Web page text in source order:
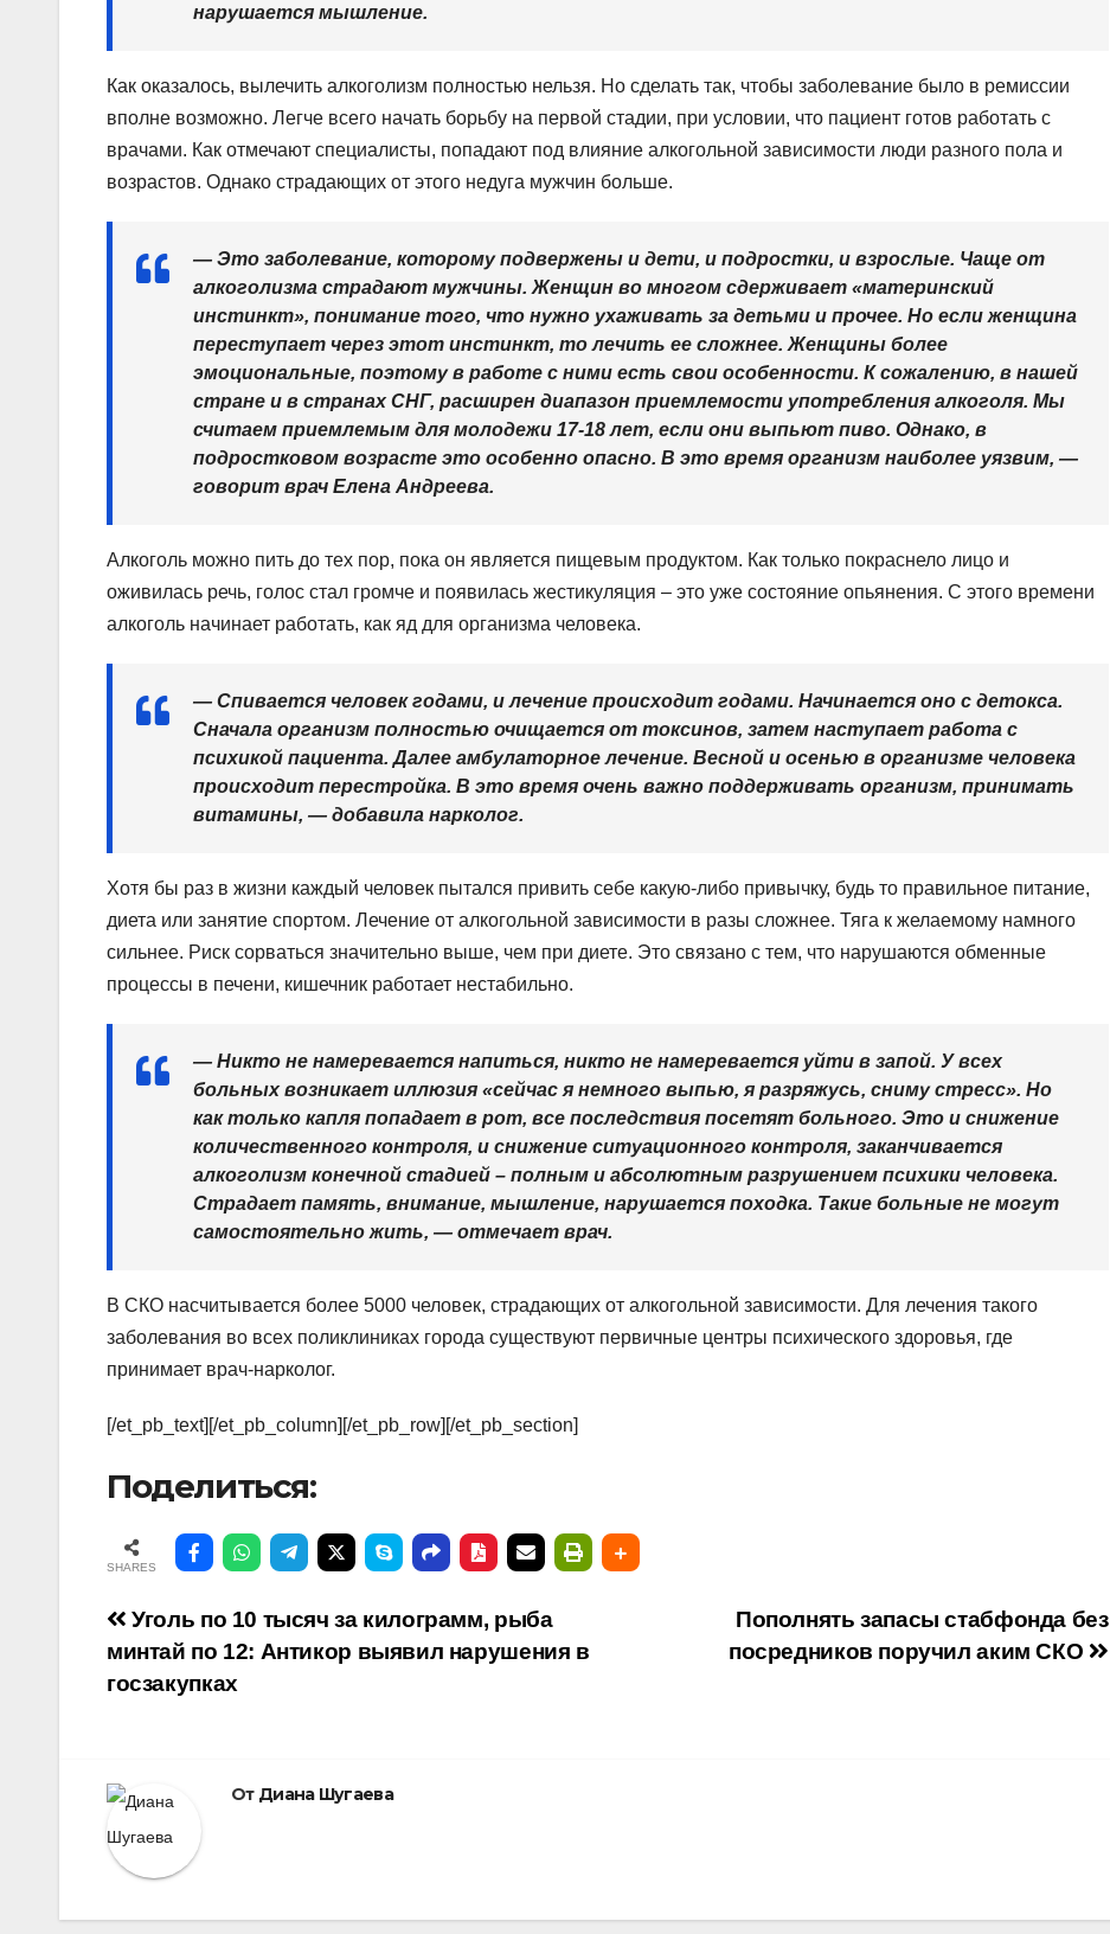
нарушается мышление.
Как оказалось, вылечить алкоголизм полностью нельзя. Но сделать так, чтобы заболевание было в ремиссии
вполне возможно. Легче всего начать борьбу на первой стадии, при условии, что пациент готов работать с
врачами. Как отмечают специалисты, попадают под влияние алкогольной зависимости люди разного пола и
возрастов. Однако страдающих от этого недуга мужчин больше.
— Это заболевание, которому подвержены и дети, и подростки, и взрослые. Чаще от
алкоголизма страдают мужчины. Женщин во многом сдерживает «материнский
инстинкт», понимание того, что нужно ухаживать за детьми и прочее. Но если женщина
переступает через этот инстинкт, то лечить ее сложнее. Женщины более
эмоциональные, поэтому в работе с ними есть свои особенности. К сожалению, в нашей
стране и в странах СНГ, расширен диапазон приемлемости употребления алкоголя. Мы
считаем приемлемым для молодежи 17-18 лет, если они выпьют пиво. Однако, в
подростковом возрасте это особенно опасно. В это время организм наиболее уязвим, —
говорит врач Елена Андреева.
Алкоголь можно пить до тех пор, пока он является пищевым продуктом. Как только покраснело лицо и
оживилась речь, голос стал громче и появилась жестикуляция – это уже состояние опьянения. С этого времени
алкоголь начинает работать, как яд для организма человека.
— Спивается человек годами, и лечение происходит годами. Начинается оно с детокса.
Сначала организм полностью очищается от токсинов, затем наступает работа с
психикой пациента. Далее амбулаторное лечение. Весной и осенью в организме человека
происходит перестройка. В это время очень важно поддерживать организм, принимать
витамины, — добавила нарколог.
Хотя бы раз в жизни каждый человек пытался привить себе какую-либо привычку, будь то правильное питание,
диета или занятие спортом. Лечение от алкогольной зависимости в разы сложнее. Тяга к желаемому намного
сильнее. Риск сорваться значительно выше, чем при диете. Это связано с тем, что нарушаются обменные
процессы в печени, кишечник работает нестабильно.
— Никто не намеревается напиться, никто не намеревается уйти в запой. У всех
больных возникает иллюзия «сейчас я немного выпью, я разряжусь, сниму стресс». Но
как только капля попадает в рот, все последствия посетят больного. Это и снижение
количественного контроля, и снижение ситуационного контроля, заканчивается
алкоголизм конечной стадией – полным и абсолютным разрушением психики человека.
Страдает память, внимание, мышление, нарушается походка. Такие больные не могут
самостоятельно жить, — отмечает врач.
В СКО насчитывается более 5000 человек, страдающих от алкогольной зависимости. Для лечения такого
заболевания во всех поликлиниках города существуют первичные центры психического здоровья, где
принимает врач-нарколог.
[/et_pb_text][/et_pb_column][/et_pb_row][/et_pb_section]
Поделиться:
SHARES
Навигация
по
Пополнять запасы стабфонда без
посредников поручил аким СКО
Уголь по 10 тысяч за килограмм, рыба
минтай по 12: Антикор выявил нарушения в
госзакупках
От Диана Шугаева